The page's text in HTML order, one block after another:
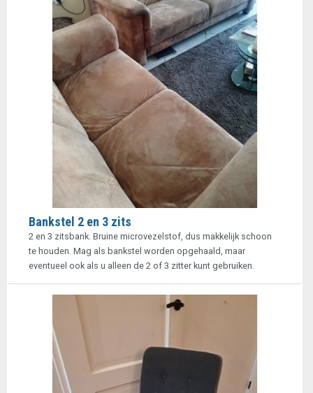
Bankstel 2 en 3 zits
2 en 3 zitsbank. Bruine microvezelstof, dus makkelijk schoon
te houden. Mag als bankstel worden opgehaald, maar
eventueel ook als u alleen de 2 of 3 zitter kunt gebruiken.